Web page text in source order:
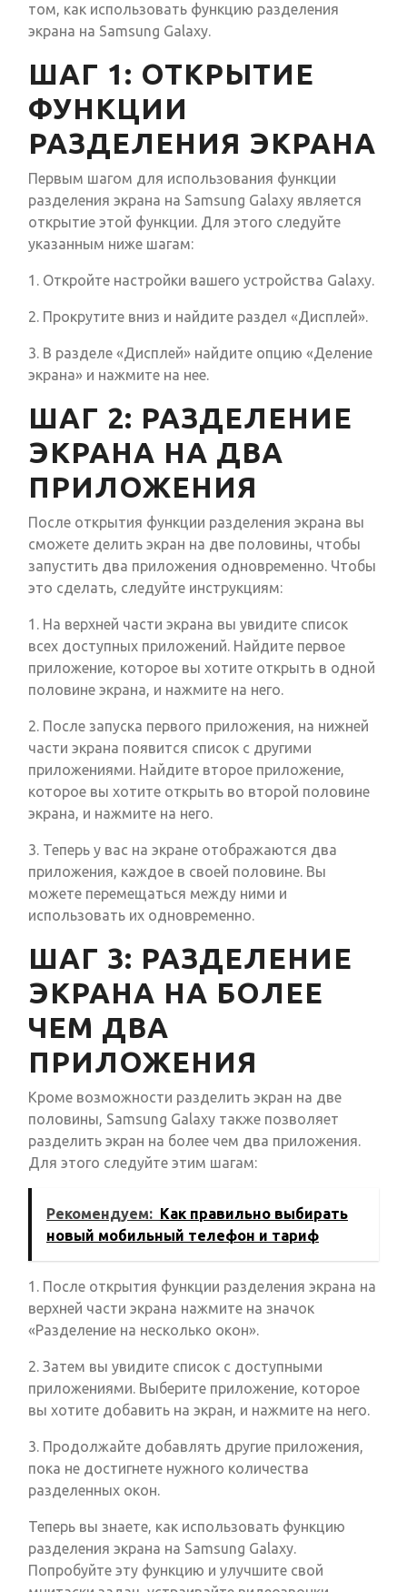
том, как использовать функцию разделения
экрана на Samsung Galaxy.
ШАГ 1: ОТКРЫТИЕ
ФУНКЦИИ
РАЗДЕЛЕНИЯ ЭКРАНА
Первым шагом для использования функции
разделения экрана на Samsung Galaxy является
открытие этой функции. Для этого следуйте
указанным ниже шагам:
1. Откройте настройки вашего устройства Galaxy.
2. Прокрутите вниз и найдите раздел «Дисплей».
3. В разделе «Дисплей» найдите опцию «Деление
экрана» и нажмите на нее.
ШАГ 2: РАЗДЕЛЕНИЕ
ЭКРАНА НА ДВА
ПРИЛОЖЕНИЯ
После открытия функции разделения экрана вы
сможете делить экран на две половины, чтобы
запустить два приложения одновременно. Чтобы
это сделать, следуйте инструкциям:
1. На верхней части экрана вы увидите список
всех доступных приложений. Найдите первое
приложение, которое вы хотите открыть в одной
половине экрана, и нажмите на него.
2. После запуска первого приложения, на нижней
части экрана появится список с другими
приложениями. Найдите второе приложение,
которое вы хотите открыть во второй половине
экрана, и нажмите на него.
3. Теперь у вас на экране отображаются два
приложения, каждое в своей половине. Вы
можете перемещаться между ними и
использовать их одновременно.
ШАГ 3: РАЗДЕЛЕНИЕ
ЭКРАНА НА БОЛЕЕ
ЧЕМ ДВА
ПРИЛОЖЕНИЯ
Кроме возможности разделить экран на две
половины, Samsung Galaxy также позволяет
разделить экран на более чем два приложения.
Для этого следуйте этим шагам:
Рекомендуем: Как правильно выбирать
новый мобильный телефон и тариф
1. После открытия функции разделения экрана на
верхней части экрана нажмите на значок
«Разделение на несколько окон».
2. Затем вы увидите список с доступными
приложениями. Выберите приложение, которое
вы хотите добавить на экран, и нажмите на него.
3. Продолжайте добавлять другие приложения,
пока не достигнете нужного количества
разделенных окон.
Теперь вы знаете, как использовать функцию
разделения экрана на Samsung Galaxy.
Попробуйте эту функцию и улучшите свой